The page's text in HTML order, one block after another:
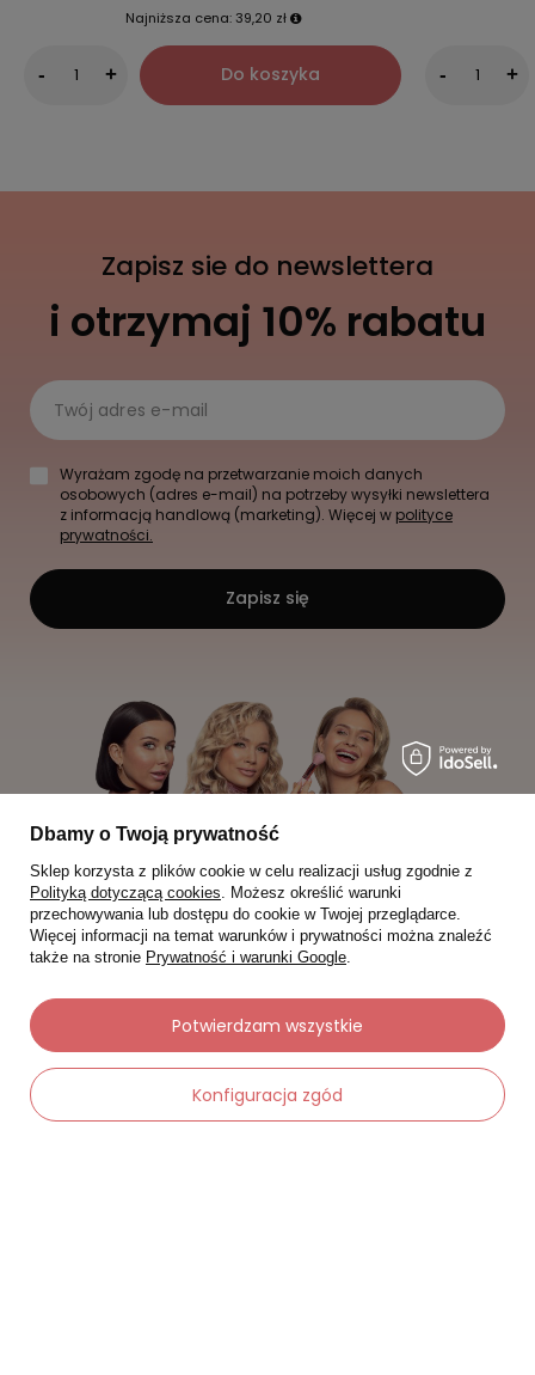
Najniższa cena: 39,20 zł
- + Do koszyka - +
Zapisz sie do newslettera
i otrzymaj 10% rabatu
Twój adres e-mail
Wyrażam zgodę na przetwarzanie moich danych
osobowych (adres e-mail) na potrzeby wysyłki newslettera
z informacją handlową (marketing). Więcej w polityce
prywatności.
Zapisz się
Moje zamówienia
Status zamówienia
Śledzenie przesyłki
Dbamy o Twoją prywatność
Sklep korzysta z plików cookie w celu realizacji usług zgodnie z
Polityką dotyczącą cookies. Możesz określić warunki
przechowywania lub dostępu do cookie w Twojej przeglądarce.
Więcej informacji na temat warunków i prywatności można znaleźć
także na stronie Prywatność i warunki Google.
Konfiguracja zgód
Potwierdzam wszystkie